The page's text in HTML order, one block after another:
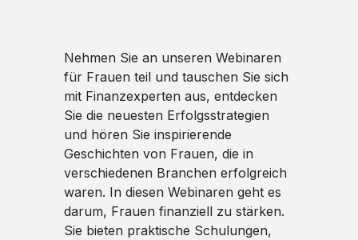
Nehmen Sie an unseren Webinaren
für Frauen teil und tauschen Sie sich
mit Finanzexperten aus, entdecken
Sie die neuesten Erfolgsstrategien
und hören Sie inspirierende
Geschichten von Frauen, die in
verschiedenen Branchen erfolgreich
waren. In diesen Webinaren geht es
darum, Frauen finanziell zu stärken.
Sie bieten praktische Schulungen,